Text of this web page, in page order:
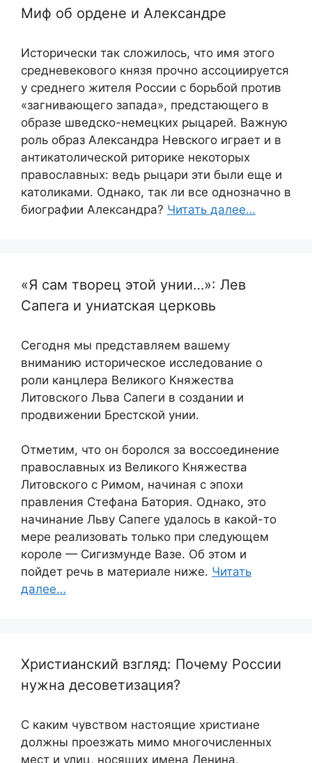
Миф об ордене и Александре
Исторически так сложилось, что имя этого
средневекового князя прочно ассоциируется
у среднего жителя России с борьбой против
«загнивающего запада», предстающего в
образе шведско-немецких рыцарей. Важную
роль образ Александра Невского играет и в
антикатолической риторике некоторых
православных: ведь рыцари эти были еще и
католиками. Однако, так ли все однозначно в
биографии Александра? Читать далее…
«Я сам творец этой унии…»: Лев
Сапега и униатская церковь
Сегодня мы представляем вашему
вниманию историческое исследование о
роли канцлера Великого Княжества
Литовского Льва Сапеги в создании и
продвижении Брестской унии.
Отметим, что он боролся за воссоединение
православных из Великого Княжества
Литовского с Римом, начиная с эпохи
правления Стефана Батория. Однако, это
начинание Льву Сапеге удалось в какой-то
мере реализовать только при следующем
короле — Сигизмунде Вазе. Об этом и
пойдет речь в материале ниже. Читать
далее…
Христианский взгляд: Почему России
нужна десоветизация?
С каким чувством настоящие христиане
должны проезжать мимо многочисленных
мест и улиц, носящих имена Ленина,